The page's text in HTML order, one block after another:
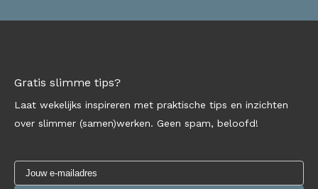
Gratis slimme tips?
Laat wekelijks inspireren met praktische tips en inzichten
over slimmer (samen)werken. Geen spam, beloofd!